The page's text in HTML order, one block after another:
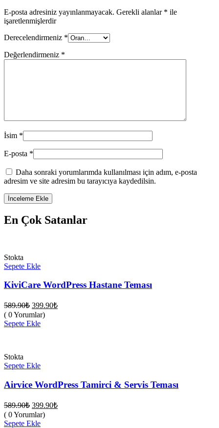
E-posta adresiniz yayınlanmayacak. Gerekli alanlar * ile
işaretlenmişlerdir
Derecelendirmeniz *
Değerlendirmeniz *
İsim *
E-posta *
Daha sonraki yorumlarımda kullanılması için adım, e-posta
adresim ve site adresim bu tarayıcıya kaydedilsin.
En Çok Satanlar
Stokta
Sepete Ekle
KiviCare WordPress Hastane Teması
589.90₺ Orijinal
fiyat:
589.90₺.
399.90₺Şu
( 0 Yorumlar)
Sepete Ekle
Stokta
Sepete Ekle
Airvice WordPress Tamirci & Servis Teması
589.90₺ Orijinal
fiyat:
589.90₺.
399.90₺Şu
( 0 Yorumlar)
Sepete Ekle